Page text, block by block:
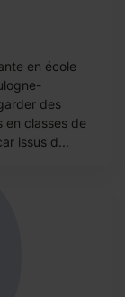
en école
des
en classes de
issus d...